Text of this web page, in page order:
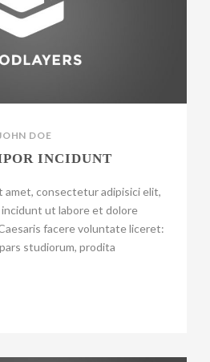
JOHN DOE
INCIDUNT
amet, consectetur adipisici elit,
ut labore et dolore
facere voluntate liceret:
studiorum, prodita